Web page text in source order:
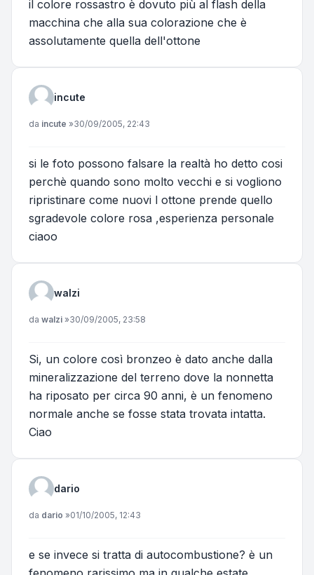
il colore rossastro è dovuto più al flash della
macchina che alla sua colorazione che è
assolutamente quella dell'ottone
incute
Messaggio
da incute »30/09/2005, 22:43
si le foto possono falsare la realtà ho detto cosi
perchè quando sono molto vecchi e si vogliono
ripristinare come nuovi l ottone prende quello
sgradevole colore rosa ,esperienza personale
ciaoo
walzi
Messaggio
da walzi »30/09/2005, 23:58
Si, un colore così bronzeo è dato anche dalla
mineralizzazione del terreno dove la nonnetta
ha riposato per circa 90 anni, è un fenomeno
normale anche se fosse stata trovata intatta.
Ciao
dario
Messaggio
da dario »01/10/2005, 12:43
e se invece si tratta di autocombustione? è un